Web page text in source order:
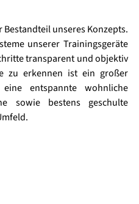
unseres Konzepts.
unserer Trainingsgeräte
transparent und objektiv
zu erkennen ist ein großer
entspannte wohnliche
sowie bestens geschulte